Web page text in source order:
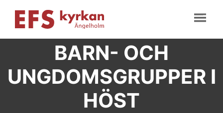
BARN- OCH
UNGDOMSGRUPPER I
HÖST